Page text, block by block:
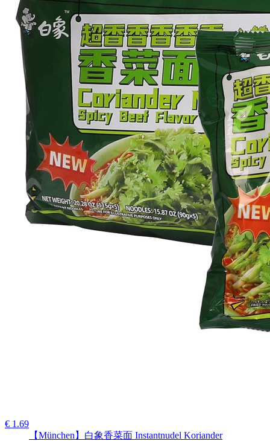
€ 1.69
【München】白象香菜面 Instantnudel Koriander